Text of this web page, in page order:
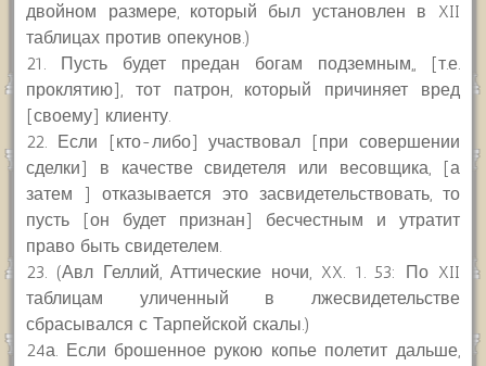
двойном размере, который был установлен в XII
таблицах против опекунов.)
21. Пусть будет предан богам подземным,, [т.е.
проклятию], тот патрон, который причиняет вред
[своему] клиенту.
22. Если [кто-либо] участвовал [при совершении
сделки] в качестве свидетеля или весовщика, [а
затем ] отказывается это засвидетельствовать, то
пусть [он будет признан] бесчестным и утратит
право быть свидетелем.
23. (Авл Геллий, Аттические ночи, XX. 1. 53: По XII
таблицам уличенный в лжесвидетельстве
сбрасывался с Тарпейской скалы.)
24а. Если брошенное рукою копье полетит дальше,